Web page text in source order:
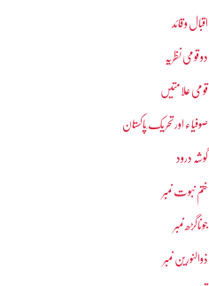
اقبال و قائد
دو قومی نظریہ
قومی علامتیں
صوفیاء اور تحریک ِپاکستان
گوشہ درود
ختم نبوت نمبر
جوناگڑھ نمبر
ذوالنورین نمبر